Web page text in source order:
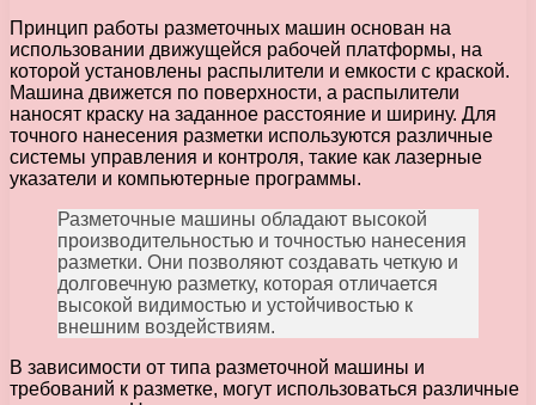
Принцип работы разметочных машин основан на
использовании движущейся рабочей платформы, на
которой установлены распылители и емкости с краской.
Машина движется по поверхности, а распылители
наносят краску на заданное расстояние и ширину. Для
точного нанесения разметки используются различные
системы управления и контроля, такие как лазерные
указатели и компьютерные программы.
Разметочные машины обладают высокой
производительностью и точностью нанесения
разметки. Они позволяют создавать четкую и
долговечную разметку, которая отличается
высокой видимостью и устойчивостью к
внешним воздействиям.
В зависимости от типа разметочной машины и
требований к разметке, могут использоваться различные